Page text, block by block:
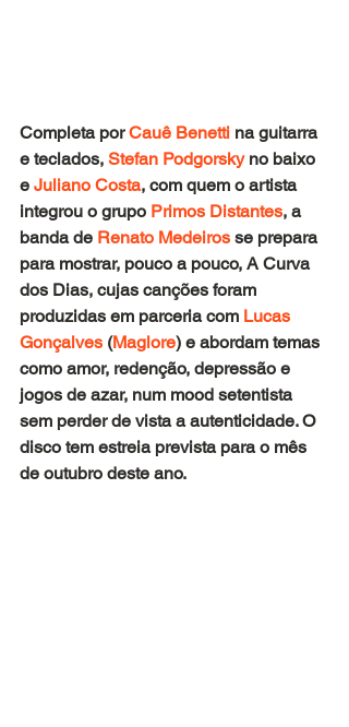
Completa por Cauê Benetti na guitarra
e teclados, Stefan Podgorsky no baixo
e Juliano Costa, com quem o artista
integrou o grupo Primos Distantes, a
banda de Renato Medeiros se prepara
para mostrar, pouco a pouco, A Curva
dos Dias, cujas canções foram
produzidas em parceria com Lucas
Gonçalves (Maglore) e abordam temas
como amor, redenção, depressão e
jogos de azar, num mood setentista
sem perder de vista a autenticidade. O
disco tem estreia prevista para o mês
de outubro deste ano.